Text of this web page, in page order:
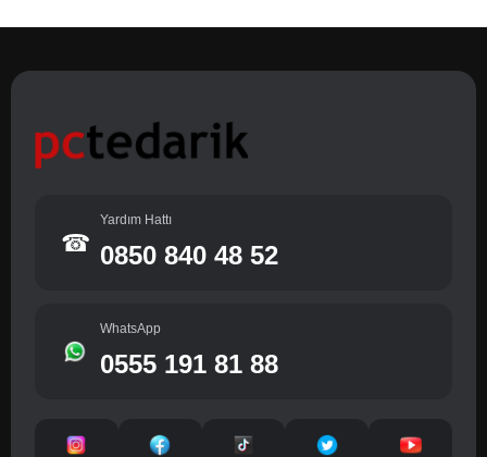
☎
Yardım Hattı
0850 840 48 52
WhatsApp
0555 191 81 88